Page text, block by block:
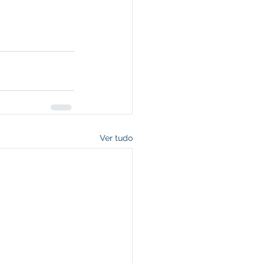
Ver tudo